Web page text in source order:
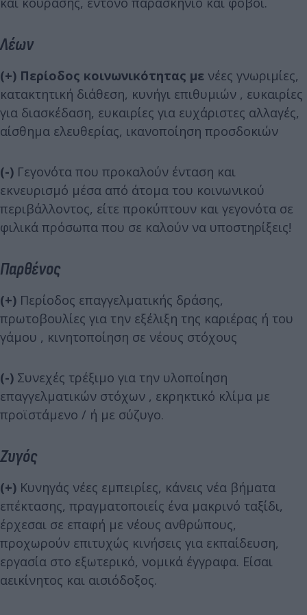
Λέων
(+) Περίοδος κοινωνικότητας με νέες γνωριμίες,
κατακτητική διάθεση, κυνήγι επιθυμιών , ευκαιρίες
για διασκέδαση, ευκαιρίες για ευχάριστες αλλαγές,
αίσθημα ελευθερίας, ικανοποίηση προσδοκιών
(-) Γεγονότα που προκαλούν ένταση και
εκνευρισμό μέσα από άτομα του κοινωνικού
περιβάλλοντος, είτε προκύπτουν και γεγονότα σε
φιλικά πρόσωπα που σε καλούν να υποστηρίξεις!
Παρθένος
(+) Περίοδος επαγγελματικής δράσης,
πρωτοβουλίες για την εξέλιξη της καριέρας ή του
γάμου , κινητοποίηση σε νέους στόχους
(-) Συνεχές τρέξιμο για την υλοποίηση
επαγγελματικών στόχων , εκρηκτικό κλίμα με
προϊστάμενο / ή με σύζυγο.
Ζυγός
(+) Κυνηγάς νέες εμπειρίες, κάνεις νέα βήματα
επέκτασης, πραγματοποιείς ένα μακρινό ταξίδι,
έρχεσαι σε επαφή με νέους ανθρώπους,
προχωρούν επιτυχώς κινήσεις για εκπαίδευση,
εργασία στο εξωτερικό, νομικά έγγραφα. Είσαι
αεικίνητος και αισιόδοξος.